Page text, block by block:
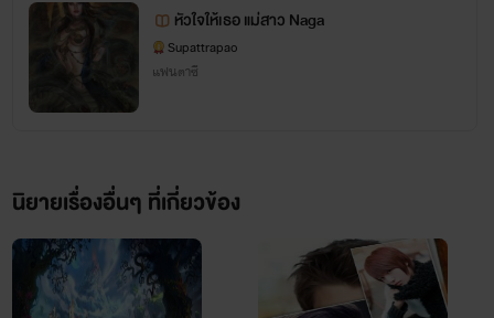
คะ..ตื่นเต้นกับการอ่านคอมเม้นท์จา
กรีดเดอร์..แต่จะเป็นพวกจิตอ่อนชอบ
อ่านคอมเม้นท์แบบน่ารักๆวิจารณ์
มีสามีที่ดีมีลูกสาวและลูกชายที่น่า
ถ้าลูกๆเราอ่านจะดีมั้ยน้า555..แต่มา
คิดอีกทีก็ต้องสอนและให้เขาอ่านเมื่อ
หัวใจให้เธอ แม่สาว Naga
Supattrapao
แฟนตาซี
นิยายเรื่องอื่นๆ ที่เกี่ยวข้อง